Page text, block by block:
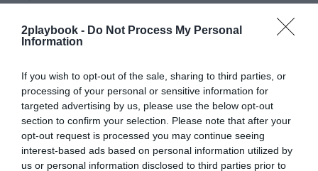
2playbook - Do Not Process My Personal
Information
If you wish to opt-out of the sale, sharing to third parties, or
processing of your personal or sensitive information for
targeted advertising by us, please use the below opt-out
section to confirm your selection. Please note that after your
opt-out request is processed you may continue seeing
interest-based ads based on personal information utilized by
us or personal information disclosed to third parties prior to
consiguió Sky
, que además de los 121 partidos por
temporada de la Champions se hizo con la exclusiva
el encuentro más destacado de los miércoles, para
un total de 16 choques.
Añadir2Playbookcomo fuente preferida de Google
de forma gratuita
Mantente informado con las últimas noticias de actualidad.
ACTIVAR AHORA